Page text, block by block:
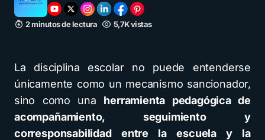
2 minutos de lectura 5,7K vistas
La disciplina escolar no puede entenderse
únicamente como un mecanismo sancionador,
sino como una herramienta pedagógica de
acompañamiento, seguimiento y
corresponsabilidad entre la escuela y la